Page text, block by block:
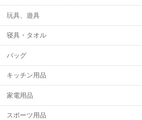
玩具、遊具
寝具・タオル
バッグ
キッチン用品
家電用品
スポーツ用品